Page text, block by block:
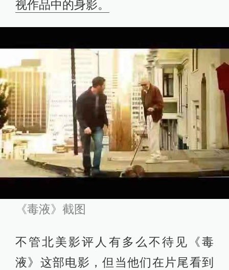
视作品中的身影。
《毒液》截图
不管北美影评人有多么不待见《毒
液》这部电影，但当他们在片尾看到